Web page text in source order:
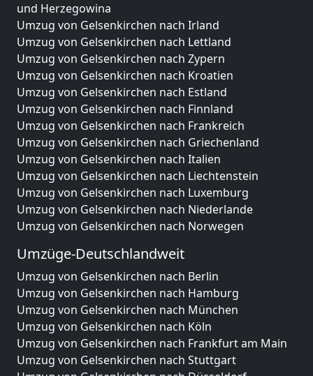
und Herzegowina
Umzug von Gelsenkirchen nach Irland
Umzug von Gelsenkirchen nach Lettland
Umzug von Gelsenkirchen nach Zypern
Umzug von Gelsenkirchen nach Kroatien
Umzug von Gelsenkirchen nach Estland
Umzug von Gelsenkirchen nach Finnland
Umzug von Gelsenkirchen nach Frankreich
Umzug von Gelsenkirchen nach Griechenland
Umzug von Gelsenkirchen nach Italien
Umzug von Gelsenkirchen nach Liechtenstein
Umzug von Gelsenkirchen nach Luxemburg
Umzug von Gelsenkirchen nach Niederlande
Umzug von Gelsenkirchen nach Norwegen
Umzüge-Deutschlandweit
Umzug von Gelsenkirchen nach Berlin
Umzug von Gelsenkirchen nach Hamburg
Umzug von Gelsenkirchen nach München
Umzug von Gelsenkirchen nach Köln
Umzug von Gelsenkirchen nach Frankfurt am Main
Umzug von Gelsenkirchen nach Stuttgart